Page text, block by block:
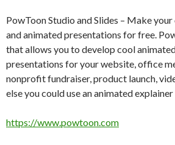
PowToon Studio and Slides – Make
and animated presentations for free.
that allows you to develop cool
presentations for your website, office
nonprofit fundraiser, product launch,
else you could use an animated
https://www.powtoon.com